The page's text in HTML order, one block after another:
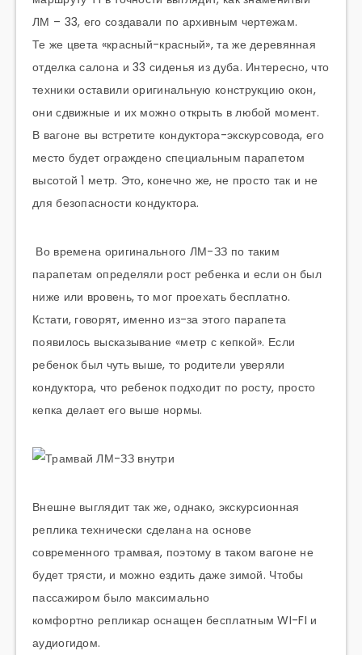
ЛМ – 33, его создавали по архивным чертежам.
Те же цвета «красный-красный», та же деревянная
отделка салона и 33 сиденья из дуба. Интересно, что
техники оставили оригинальную конструкцию окон,
они сдвижные и их можно открыть в любой момент.
В вагоне вы встретите кондуктора-экскурсовода, его
место будет ограждено специальным парапетом
высотой 1 метр. Это, конечно же, не просто так и не
для безопасности кондуктора.
Во времена оригинального ЛМ-ЗЗ по таким
парапетам определяли рост ребенка и если он был
ниже или вровень, то мог проехать бесплатно.
Кстати, говорят, именно из-за этого парапета
появилось высказывание «метр с кепкой». Если
ребенок был чуть выше, то родители уверяли
кондуктора, что ребенок подходит по росту, просто
кепка делает его выше нормы.
Внешне выглядит так же, однако, экскурсионная
реплика технически сделана на основе
современного трамвая, поэтому в таком вагоне не
будет трясти, и можно ездить даже зимой. Чтобы
пассажиром было максимально
комфортно репликар оснащен бесплатным WI-FI и
аудиогидом.